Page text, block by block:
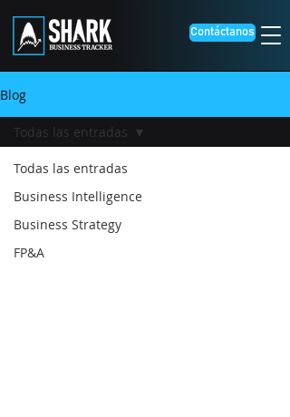
Contáctanos
Blog
Todas las entradas
Business Intelligence
Business Strategy
FP&A
Todas las entradas